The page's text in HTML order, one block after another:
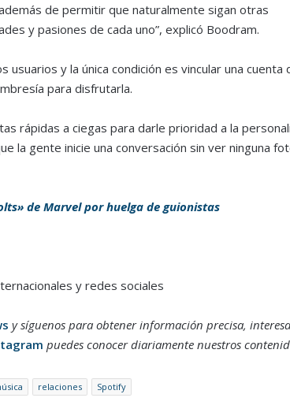
de permitir que naturalmente sigan otras
y pasiones de cada uno”, explicó Boodram.
y la única condición es vincular una cuenta
para disfrutarla.
rápidas a ciegas para darle prioridad a la
la gente inicie una conversación sin ver ninguna
de Marvel por huelga de guionistas
y redes sociales
y síguenos para obtener información precisa,
puedes conocer diariamente nuestros
relaciones Spotify